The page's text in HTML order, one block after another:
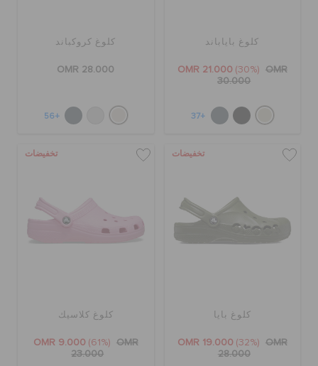
كلوغ باياباند
OMR 21.000 (30%)
OMR
30.000
+37
كلوغ كروكباند
OMR 28.000
+56
تخفيضات
كلوغ بايا
OMR 19.000 (32%)
OMR
28.000
تخفيضات
كلوغ كلاسيك
OMR 9.000 (61%)
OMR
23.000